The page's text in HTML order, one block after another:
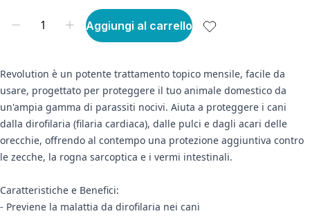
Aggiungi al carrello
Revolution è un potente trattamento topico mensile, facile da
usare, progettato per proteggere il tuo animale domestico da
un'ampia gamma di parassiti nocivi. Aiuta a proteggere i cani
dalla dirofilaria (filaria cardiaca), dalle pulci e dagli acari delle
orecchie, offrendo al contempo una protezione aggiuntiva contro
le zecche, la rogna sarcoptica e i vermi intestinali.
Caratteristiche e Benefici:
- Previene la malattia da dirofilaria nei cani